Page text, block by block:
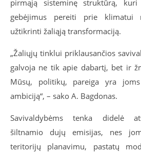
pirmąją sisteminę struktūrą, kuri
gebėjimus pereiti prie klimatui
užtikrinti žaliąją transformaciją.
„Žaliųjų tinklui priklausančios
galvoja ne tik apie dabartį, bet ir
Mūsų, politikų, pareiga yra
ambiciją“, – sako A. Bagdonas.
Savivaldybėms tenka didelė
šiltnamio dujų emisijas, nes
teritorijų planavimu, pastatų